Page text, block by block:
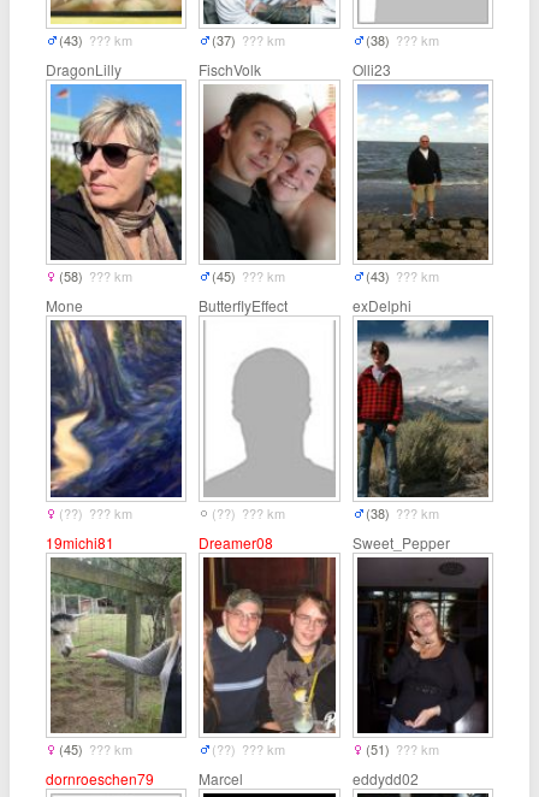
(43) ??? km (37) ??? km (38) ??? km
DragonLilly
(58) ??? km
FischVolk
(45) ??? km
Olli23
(43) ??? km
Mone
(??) ??? km
ButterflyEffect
(??) ??? km
exDelphi
(38) ??? km
19michi81
(45) ??? km
Dreamer08
(??) ??? km
Sweet_Pepper
(51) ??? km
dornroeschen79 Marcel eddydd02